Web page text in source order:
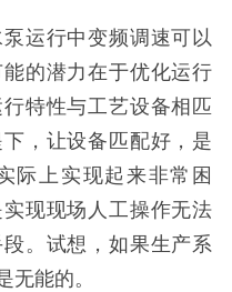
运行中变频调速可以
的潜力在于优化运行
特性与工艺设备相匹
，让设备匹配好，是
际上实现起来非常困
现现场人工操作无法
。试想，如果生产系
无能的。